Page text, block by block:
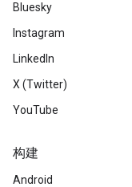
Bluesky
Instagram
LinkedIn
X (Twitter)
YouTube
构建
Android